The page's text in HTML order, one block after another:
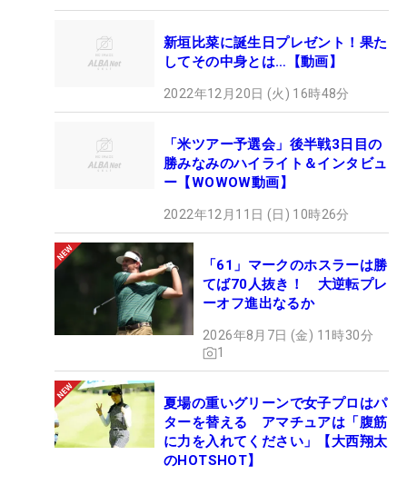
新垣比菜に誕生日プレゼント！果た
してその中身とは…【動画】
2022年12月20日 (火) 16時48分
「米ツアー予選会」後半戦3日目の
勝みなみのハイライト＆インタビュ
ー【WOWOW動画】
2022年12月11日 (日) 10時26分
「61」マークのホスラーは勝
てば70人抜き！ 大逆転プレ
ーオフ進出なるか
2026年8月7日 (金) 11時30分
1
夏場の重いグリーンで女子プロはパ
ターを替える アマチュアは「腹筋
に力を入れてください」【大西翔太
のHOTSHOT】